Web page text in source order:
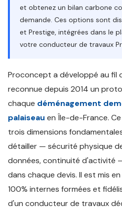
et obtenez un bilan carbone
demande. Ces options sont
et Prestige, intégrées dans le
votre conducteur de travaux
Proconcept a développé au fil
reconnue depuis 2014 un
chaque déménagement
palaiseau en Île-de-France.
trois dimensions
détailler — sécurité physique
données, continuité d'activité
dans chaque devis. Il est mis
100% internes formées et
d'un conducteur de travaux